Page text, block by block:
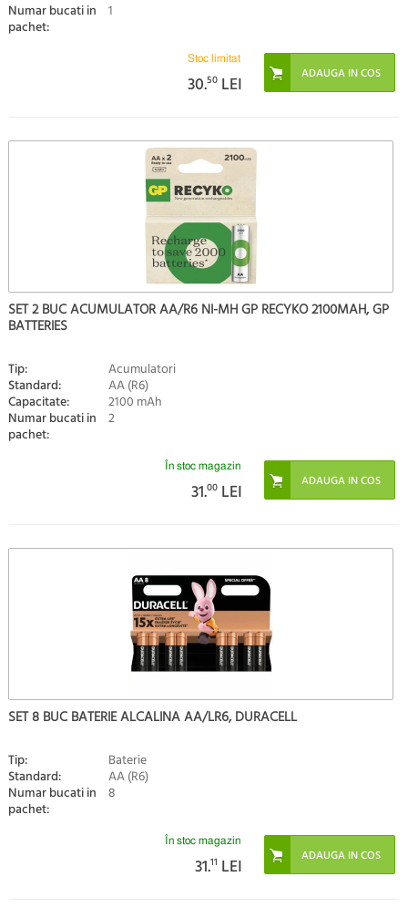
Numar bucati in
pachet:
1
Stoc limitat
30.50 LEI
SET 2 BUC ACUMULATOR AA/R6 NI-MH GP RECYKO 2100MAH, GP
BATTERIES
Tip: Acumulatori
Standard: AA (R6)
Capacitate: 2100 mAh
Numar bucati in
pachet:
2
În stoc magazin
31.00 LEI
SET 8 BUC BATERIE ALCALINA AA/LR6, DURACELL
Tip: Baterie
Standard: AA (R6)
Numar bucati in
pachet:
8
În stoc magazin
31.11 LEI